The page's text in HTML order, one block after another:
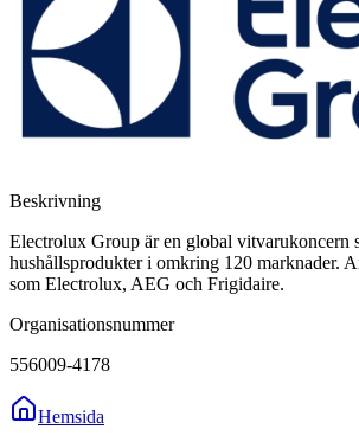
Beskrivning
Electrolux Group är en global vitvarukoncern
hushållsprodukter i omkring 120 marknader.
som Electrolux, AEG och Frigidaire.
Organisationsnummer
556009-4178
Hemsida